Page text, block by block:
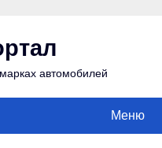
автомобилей
Меню